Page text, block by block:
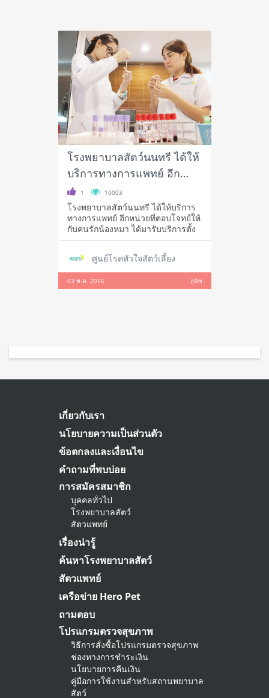
โรงพยาบาลสัตว์นนทรี ได้ให้
บริการทางการแพทย์ อีก
หน่วยที่ตอบโจทย์ให้กับคนรัก
น้องหมา ได้มารับบริการ
ตั้งแต่เริ่มต้น จนจบ
กระบวนการการรักษา
1 10003
โรงพยาบาลสัตว์นนทรี ได้ให้บริการ
ทางการแพทย์ อีกหน่วยที่ตอบโจทย์ให้
กับคนรักน้องหมา ได้มารับบริการตั้ง
ศูนย์โรคหัวใจสัตว์เลี้ยง
03 พ.ค. 2016 สุนัข
เกี่ยวกับเรา
นโยบายความเป็นส่วนตัว
ข้อตกลงและเงื่อนไข
คำถามที่พบบ่อย
การสมัครสมาชิก
บุคคลทั่วไป
โรงพยาบาลสัตว์
สัตวแพทย์
เรื่องน่ารู้
ค้นหาโรงพยาบาลสัตว์
สัตวแพทย์
เครือข่าย Hero Pet
ถามตอบ
โปรแกรมตรวจสุขภาพ
วิธีการสั่งซื้อโปรแกรมตรวจสุขภาพ
ช่องทางการชำระเงิน
นโยบายการคืนเงิน
คู่มือการใช้งานสำหรับสถานพยาบาล
สัตว์